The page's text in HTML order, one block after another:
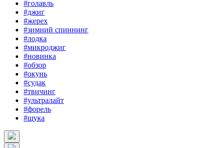
#голавль
#джиг
#жерех
#зимний спиннинг
#лодка
#микроджиг
#новинка
#обзор
#окунь
#судак
#твичинг
#ультралайт
#форель
#щука